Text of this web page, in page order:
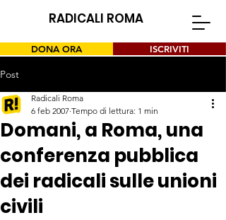
RADICALI ROMA
DONA ORA ISCRIVITI
Post
Domani, a Roma, una
conferenza pubblica
dei radicali sulle unioni
civili
Radicali Roma
6 feb 2007 Tempo di lettura: 1 min